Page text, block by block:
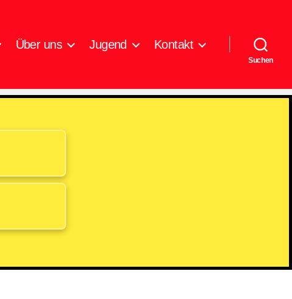
Über uns Jugend Kontakt
Suchen